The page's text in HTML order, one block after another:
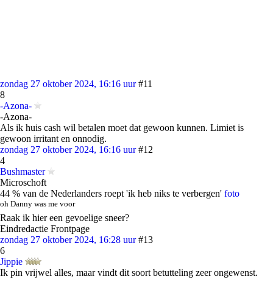
zondag 27 oktober 2024, 16:16 uur #11
8
-Azona-
-Azona-
Als ik huis cash wil betalen moet dat gewoon kunnen. Limiet is
gewoon irritant en onnodig.
zondag 27 oktober 2024, 16:16 uur #12
4
Bushmaster
Microschoft
44 % van de Nederlanders roept 'ik heb niks te verbergen' foto
oh Danny was me voor
Raak ik hier een gevoelige sneer?
Eindredactie Frontpage
zondag 27 oktober 2024, 16:28 uur #13
6
Jippie
Ik pin vrijwel alles, maar vindt dit soort betutteling zeer ongewenst.